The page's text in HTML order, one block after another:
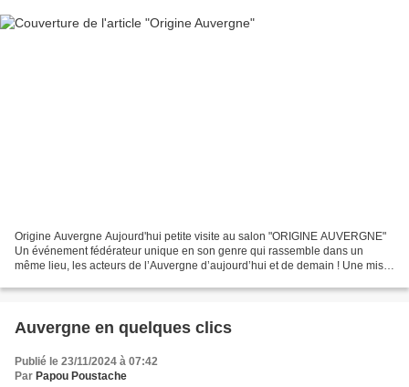
Origine Auvergne Aujourd'hui petite visite au salon "ORIGINE AUVERGNE"
Un événement fédérateur unique en son genre qui rassemble dans un
même lieu, les acteurs de l’Auvergne d’aujourd’hui et de demain ! Une mise
Auvergne en quelques clics
Publié le 23/11/2024 à 07:42
Par Papou Poustache